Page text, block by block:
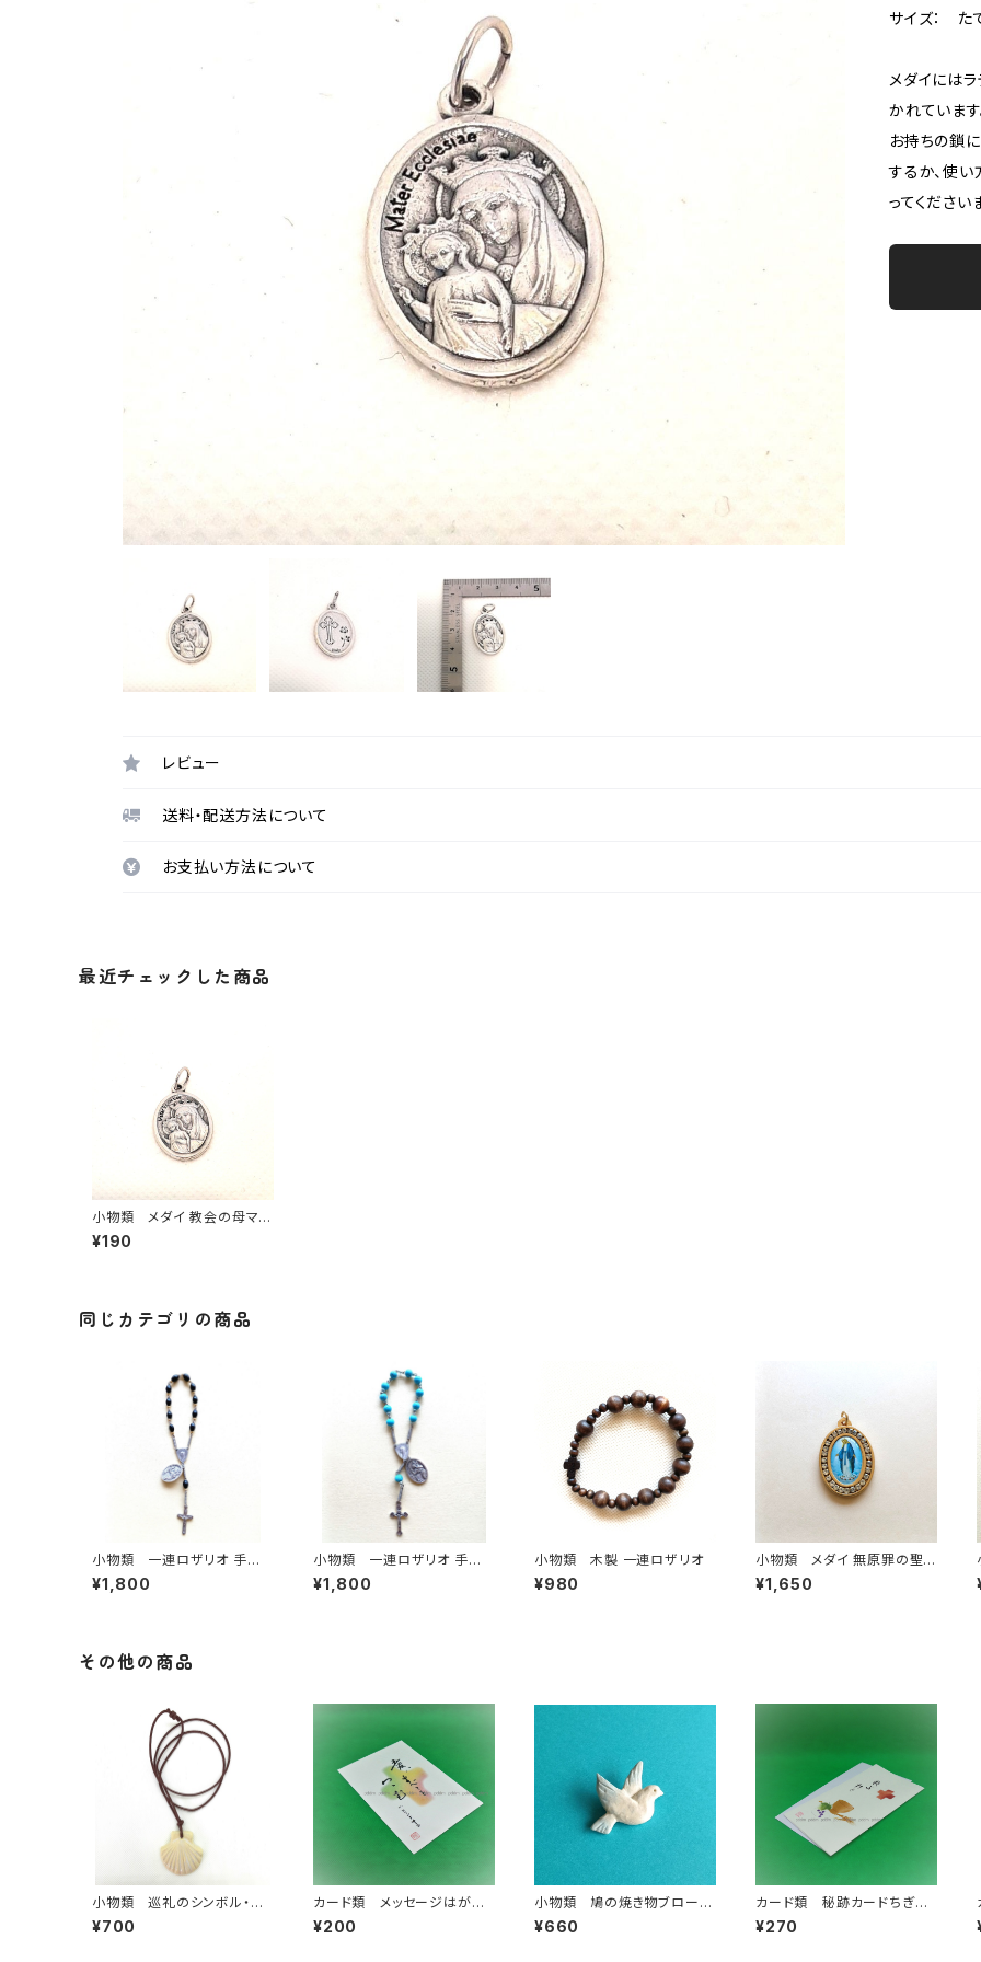
サイズ：
メダイには
かれています
お持ちの鎖
するか、使
ってください
レビュー
送料・配送方法について
お支払い方法について
最近チェックした商品
小物類 メダイ 教会の母マリ
ア
¥190
同じカテゴリの商品
小物類 一連ロザリオ 手編
み くろ
¥1,800
小物類 一連ロザリオ 手編
み コバルトブルー
¥1,800
小物類 木製 一連ロザリオ
¥980
小物類 メダイ 無原罪の聖マ
リア
¥1,650
その他の商品
小物類 巡礼のシンボル・帆
立貝の焼き物ペンダント 白土
¥700
カード類 メッセージはが
き 愛はすべて…
¥200
小物類 鳩の焼き物ブローチ
No.1 青
¥660
カード類 秘跡カードちぎり
絵 叙階 救いの杯を
¥270